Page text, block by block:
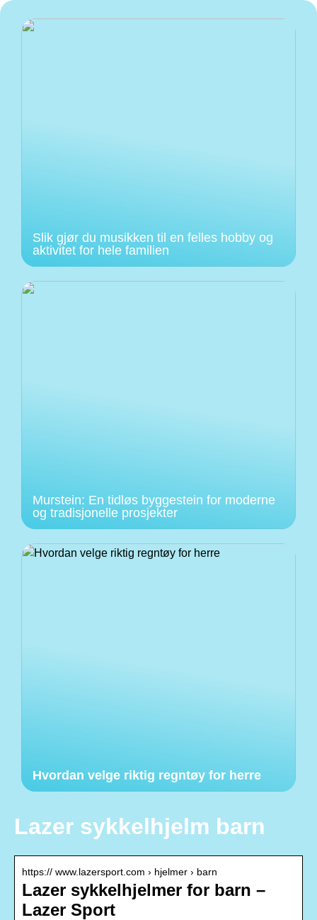
Slik gjør du musikken til en felles hobby og
aktivitet for hele familien
Murstein: En tidløs byggestein for moderne
og tradisjonelle prosjekter
Hvordan velge riktig regntøy for herre
Lazer sykkelhjelm barn
https:// www.lazersport.com › hjelmer › barn
Lazer sykkelhjelmer for barn –
Lazer Sport